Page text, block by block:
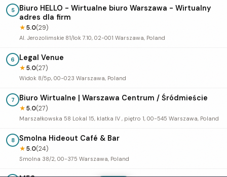
5
Biuro HELLO - Wirtualne biuro Warszawa - Wirtualny
adres dla firm
★5.0(29)
Al. Jerozolimskie 81/lok 7.10, 02-001 Warszawa, Poland
6 Legal Venue
★5.0(27)
Widok 8/5p, 00-023 Warszawa, Poland
7 Biuro Wirtualne | Warszawa Centrum / Śródmieście
★5.0(27)
Marszałkowska 58 Lokal 15, klatka IV , piętro 1, 00-545 Warszawa, Poland
8 Smolna Hideout Café & Bar
★5.0(24)
Smolna 38/2, 00-375 Warszawa, Poland